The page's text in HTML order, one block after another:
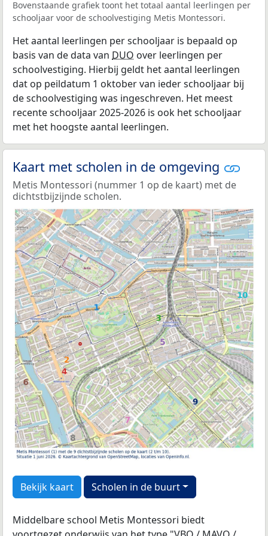
Bovenstaande grafiek toont het totaal aantal leerlingen per
schooljaar voor de schoolvestiging Metis Montessori.
Het aantal leerlingen per schooljaar is bepaald op
basis van de data van DUO over leerlingen per
schoolvestiging. Hierbij geldt het aantal leerlingen
dat op peildatum 1 oktober van ieder schooljaar bij
de schoolvestiging was ingeschreven. Het meest
recente schooljaar 2025-2026 is ook het schooljaar
met het hoogste aantal leerlingen.
Kaart met scholen in de omgeving
Metis Montessori (nummer 1 op de kaart) met de
dichtstbijzijnde scholen.
Bekijk kaart Scholen in de buurt
Middelbare school Metis Montessori biedt